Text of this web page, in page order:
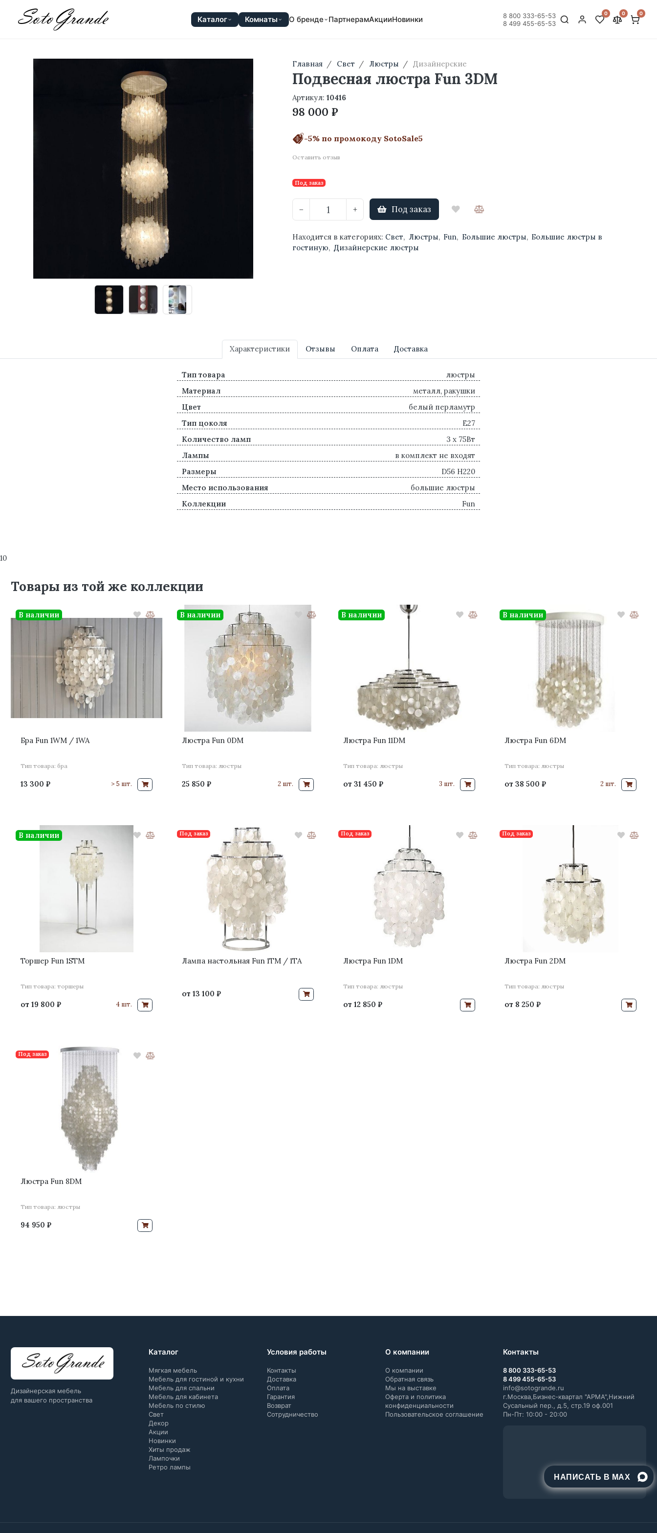
Каталог Комнаты О бренде ПартнерамАкцииНовинки
8 800 333-65-53
8 499 455-65-53
0 0 0
Главная Свет Люстры Дизайнерские
Подвесная люстра Fun 3DM
Артикул:10416
98 000 ₽
-5% по промокоду SotoSale5
Оставить отзыв
Под заказ
− + Под заказ
Находится в категориях: Свет, Люстры, Fun, Большие люстры, Большие люстры в
гостиную, Дизайнерские люстры
Характеристики Отзывы Оплата Доставка
Тип товара
люстры
Материал
металл, ракушки
Цвет
белый перламутр
Тип цоколя
E27
Количество ламп
3 x 75Вт
Лампы
в комплект не входят
Размеры
D56 H220
Место использования
большие люстры
Коллекции
Fun
10
Товары из той же коллекции
Бра Fun 1WM / 1WA
Тип товара: бра
13 300 ₽
В наличии
> 5 шт.
Люстра Fun 0DM
Тип товара: люстры
25 850 ₽
В наличии
2 шт.
Люстра Fun 11DM
Тип товара: люстры
от 31 450 ₽
В наличии
3 шт.
Люстра Fun 6DM
Тип товара: люстры
от 38 500 ₽
В наличии
2 шт.
Торшер Fun 1STM
Тип товара: торшеры
от 19 800 ₽
В наличии
4 шт.
Лампа настольная Fun 1TM / 1TA
от 13 100 ₽
Под заказ
Люстра Fun 1DM
Тип товара: люстры
от 12 850 ₽
Под заказ
Люстра Fun 2DM
Тип товара: люстры
от 8 250 ₽
Под заказ
Люстра Fun 8DM
Тип товара: люстры
94 950 ₽
Под заказ
НАПИСАТЬ В MAX
Дизайнерская мебель
для вашего пространства
Каталог
Мягкая мебель
Мебель для гостиной и кухни
Мебель для спальни
Мебель для кабинета
Мебель по стилю
Свет
Декор
Акции
Новинки
Хиты продаж
Лампочки
Ретро лампы
Условия работы
Контакты
Доставка
Оплата
Гарантия
Возврат
Сотрудничество
О компании
О компании
Обратная связь
Мы на выставке
Оферта и политика
конфиденциальности
Пользовательское соглашение
Контакты
8 800 333-65-53
8 499 455-65-53
info@sotogrande.ru
г.Москва,Бизнес-квартал "АРМА",Нижний
Сусальный пер., д.5, стр.19 оф.001
Пн-Пт: 10:00 - 20:00